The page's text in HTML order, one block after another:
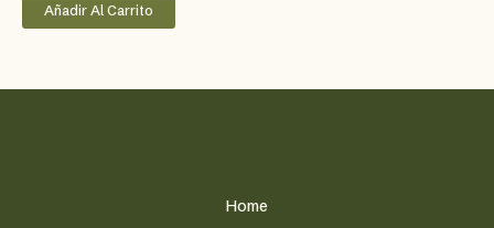
Añadir Al Carrito
Home